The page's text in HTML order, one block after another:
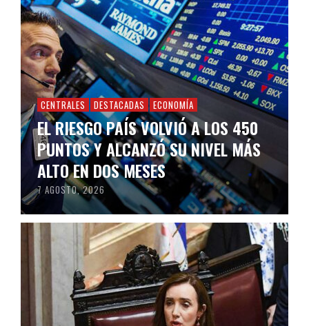
CENTRALES DESTACADAS ECONOMÍA
EL RIESGO PAÍS VOLVIÓ A LOS 450
PUNTOS Y ALCANZÓ SU NIVEL MÁS
ALTO EN DOS MESES
7 AGOSTO, 2026